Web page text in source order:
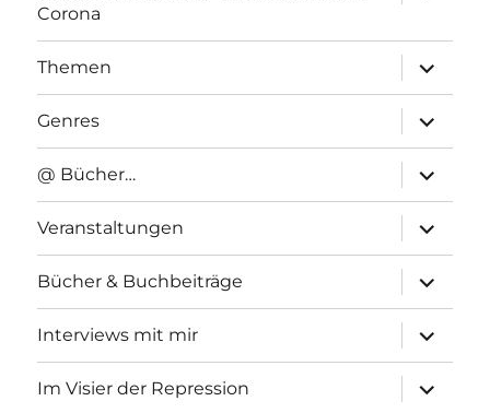
Corona
Themen
anzeigen
Genres
anzeigen
@ Bücher…
anzeigen
Veranstaltungen
anzeigen
Bücher & Buchbeiträge
anzeigen
Interviews mit mir
anzeigen
Im Visier der Repression
anzeigen